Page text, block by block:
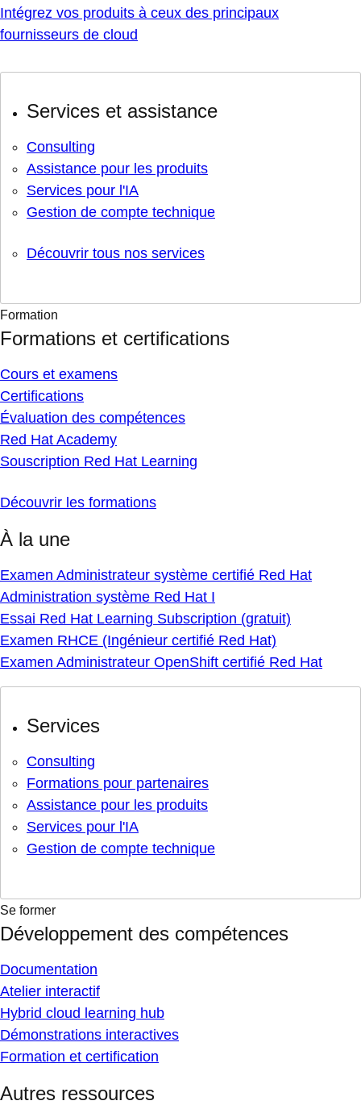
Intégrez vos produits à ceux des principaux
fournisseurs de cloud
Services et assistance
Consulting
Assistance pour les produits
Services pour l'IA
Gestion de compte technique
Découvrir tous nos services
Formation
Formations et certifications
Cours et examens
Certifications
Évaluation des compétences
Red Hat Academy
Souscription Red Hat Learning
Découvrir les formations
À la une
Examen Administrateur système certifié Red Hat
Administration système Red Hat I
Essai Red Hat Learning Subscription (gratuit)
Examen RHCE (Ingénieur certifié Red Hat)
Examen Administrateur OpenShift certifié Red Hat
Services
Consulting
Formations pour partenaires
Assistance pour les produits
Services pour l'IA
Gestion de compte technique
Se former
Développement des compétences
Documentation
Atelier interactif
Hybrid cloud learning hub
Démonstrations interactives
Formation et certification
Autres ressources